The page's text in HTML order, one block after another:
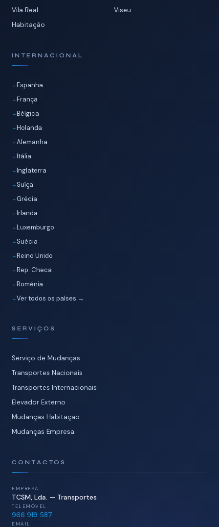
Vila Real
Viseu
Habitação
INTERNACIONAL
Espanha
França
Bélgica
Holanda
Alemanha
Itália
Inglaterra
Suíça
Grécia
Irlanda
Luxemburgo
Suécia
Reino Unido
Rep. Checa
Roménia
Ver todos os países →
SERVIÇOS
Serviço de Mudanças
Transportes Nacionais
Transportes Internacionais
Elevador Externo
Mudanças Habitação
Mudanças Empresa
CONTACTOS
EMPRESA
TCSM, Lda. — Transportes
TELEMÓVEL
966 919 587
EMAIL